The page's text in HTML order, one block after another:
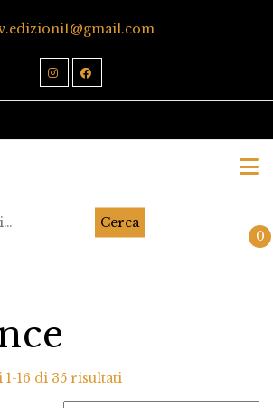
Cerca
0
16 di 35 risultati